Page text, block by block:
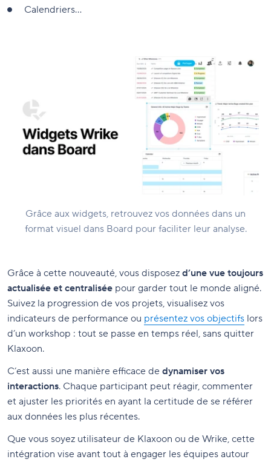
Calendriers…
Grâce aux widgets, retrouvez vos données dans un
format visuel dans Board pour faciliter leur analyse.
Grâce à cette nouveauté, vous disposez d’une vue toujours
actualisée et centralisée pour garder tout le monde aligné.
Suivez la progression de vos projets, visualisez vos
indicateurs de performance ou présentez vos objectifs lors
d’un workshop : tout se passe en temps réel, sans quitter
Klaxoon.
C’est aussi une manière efficace de dynamiser vos
interactions. Chaque participant peut réagir, commenter
et ajuster les priorités en ayant la certitude de se référer
aux données les plus récentes.
Que vous soyez utilisateur de Klaxoon ou de Wrike, cette
intégration vise avant tout à engager les équipes autour